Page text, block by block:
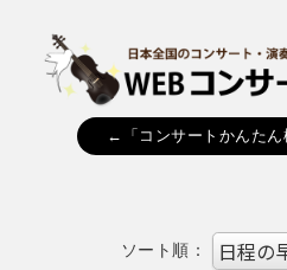
←「コンサートかんたん
ソート順：